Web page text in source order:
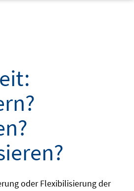
oder Flexibilisierung der